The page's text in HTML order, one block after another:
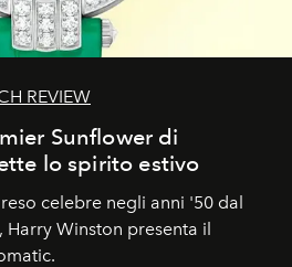
REVIEW
Sunflower di
lo spirito estivo
celebre negli anni '50 dal
Winston presenta il